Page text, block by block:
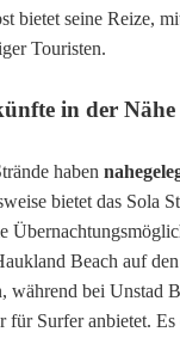
bietet seine Reize,
Touristen.
in der
haben
bietet das Sola
Beach auf
während bei Unstad
für Surfer anbietet.